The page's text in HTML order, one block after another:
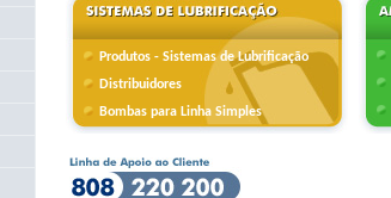
Produtos - Sistemas de Lubrificação
Distribuidores
Bombas para Linha Simples